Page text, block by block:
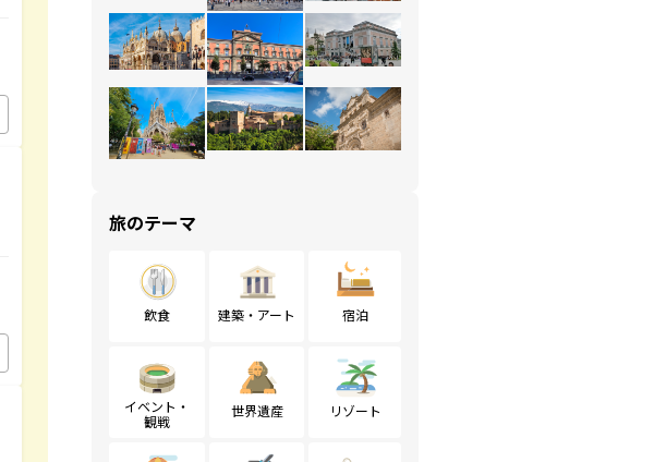
旅のテーマ
飲食 建築・アート 宿泊
イベント・
観戦
世界遺産 リゾート